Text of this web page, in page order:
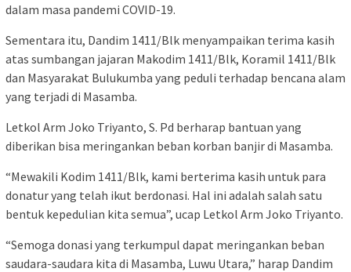
dalam masa pandemi COVID-19.
Sementara itu, Dandim 1411/Blk menyampaikan terima kasih
atas sumbangan jajaran Makodim 1411/Blk, Koramil 1411/Blk
dan Masyarakat Bulukumba yang peduli terhadap bencana alam
yang terjadi di Masamba.
Letkol Arm Joko Triyanto, S. Pd berharap bantuan yang
diberikan bisa meringankan beban korban banjir di Masamba.
“Mewakili Kodim 1411/Blk, kami berterima kasih untuk para
donatur yang telah ikut berdonasi. Hal ini adalah salah satu
bentuk kepedulian kita semua”, ucap Letkol Arm Joko Triyanto.
“Semoga donasi yang terkumpul dapat meringankan beban
saudara-saudara kita di Masamba, Luwu Utara,” harap Dandim